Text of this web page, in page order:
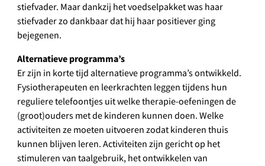
stiefvader. Maar dankzij het voedselpakket was haar
stiefvader zo dankbaar dat hij haar positiever ging
bejegenen.
Alternatieve programma’s
Er zijn in korte tijd alternatieve programma’s ontwikkeld.
Fysiotherapeuten en leerkrachten leggen tijdens hun
reguliere telefoontjes uit welke therapie-oefeningen de
(groot)ouders met de kinderen kunnen doen. Welke
activiteiten ze moeten uitvoeren zodat kinderen thuis
kunnen blijven leren. Activiteiten zijn gericht op het
stimuleren van taalgebruik, het ontwikkelen van